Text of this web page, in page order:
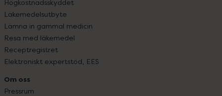
Högkostnadsskyddet
Läkemedelsutbyte
Lämna in gammal medicin
Resa med läkemedel
Receptregistret
Elektroniskt expertstöd, EES
Om oss
Pressrum